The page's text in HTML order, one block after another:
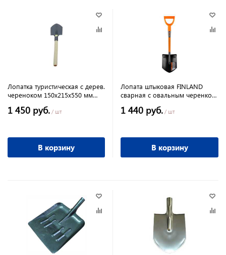
Лопатка туристическая с дерев.
череноком 150х215х550 мм
1 450 руб. / шт
В корзину
Лопата штыковая FINLAND
сварная с овальным черенком
1 440 руб. / шт
В корзину